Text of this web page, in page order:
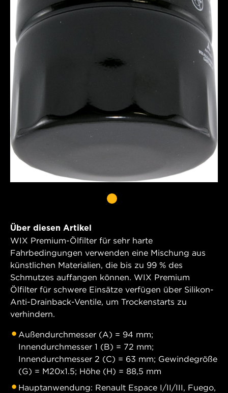
Über diesen Artikel
WIX Premium-Ölfilter für sehr harte
Fahrbedingungen verwenden eine Mischung aus
künstlichen Materialien, die bis zu 99 % des
Schmutzes auffangen können. WIX Premium
Ölfilter für schwere Einsätze verfügen über Silikon-
Anti-Drainback-Ventile, um Trockenstarts zu
verhindern.
Außendurchmesser (A) = 94 mm;
Innendurchmesser 1 (B) = 72 mm;
Innendurchmesser 2 (C) = 63 mm; Gewindegröße
(G) = M20x1.5; Höhe (H) = 88,5 mm
Hauptanwendung: Renault Espace I/II/III, Fuego,